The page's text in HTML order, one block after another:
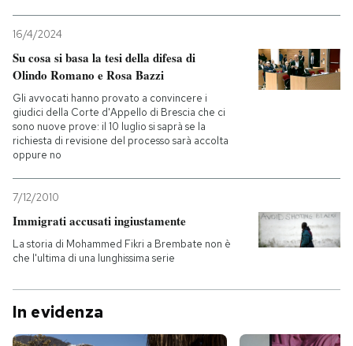
16/4/2024
Su cosa si basa la tesi della difesa di
Olindo Romano e Rosa Bazzi
Gli avvocati hanno provato a convincere i
giudici della Corte d'Appello di Brescia che ci
sono nuove prove: il 10 luglio si saprà se la
richiesta di revisione del processo sarà accolta
oppure no
7/12/2010
Immigrati accusati ingiustamente
La storia di Mohammed Fikri a Brembate non è
che l'ultima di una lunghissima serie
In evidenza